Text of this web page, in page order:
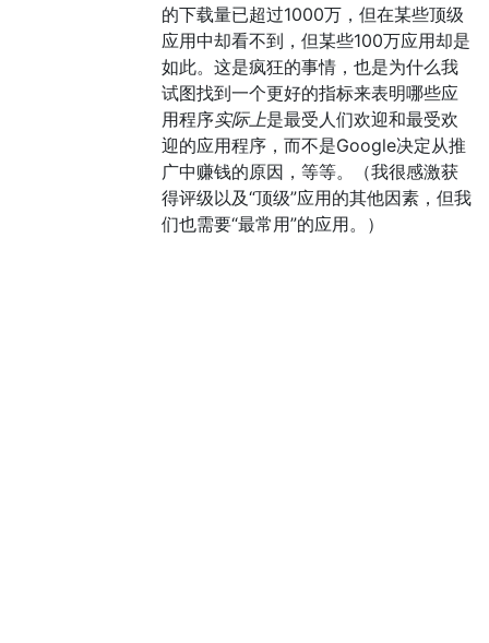
的下载量已超过1000万，但在某些顶级
应用中却看不到，但某些100万应用却是
如此。这是疯狂的事情，也是为什么我
试图找到一个更好的指标来表明哪些应
用程序实际上是最受人们欢迎和最受欢
迎的应用程序，而不是Google决定从推
广中赚钱的原因，等等。（我很感激获
得评级以及“顶级”应用的其他因素，但我
们也需要“最常用”的应用。）